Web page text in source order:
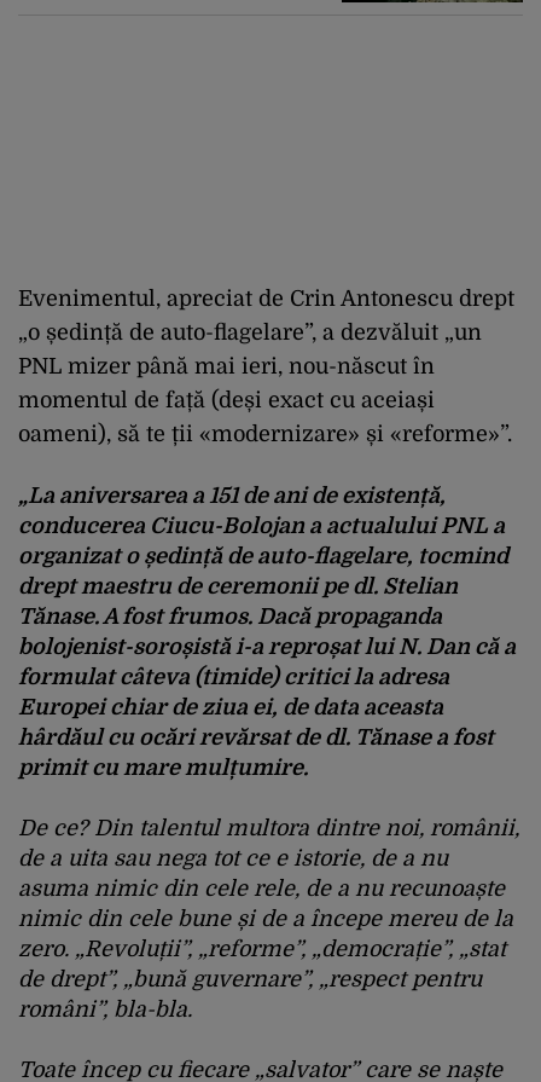
Evenimentul, apreciat de Crin Antonescu drept
„o ședință de auto-flagelare”, a dezvăluit „un
PNL mizer până mai ieri, nou-născut în
momentul de față (deși exact cu aceiași
oameni), să te ții «modernizare» și «reforme»”.
„La aniversarea a 151 de ani de existență,
conducerea Ciucu-Bolojan a actualului PNL a
organizat o ședință de auto-flagelare, toc­mind
drept maestru de ceremonii pe dl. Stelian
Tănase. A fost frumos. Dacă propaganda
bolojenist-soroșistă i-a reproșat lui N. Dan că a
formulat câteva (timide) critici la adresa
Europei chiar de ziua ei, de data aceasta
hârdăul cu ocări revărsat de dl. Tănase a fost
primit cu mare mulțumire.
De ce? Din talentul multora dintre noi, românii,
de a uita sau nega tot ce e istorie, de a nu
asuma nimic din cele rele, de a nu recunoaște
nimic din cele bune și de a începe mereu de la
zero. „Revoluții”, „reforme”, „democrație”, „stat
de drept”, „bună guvernare”, „respect pentru
români”, bla-bla.
Toate încep cu fiecare „salvator” care se naște